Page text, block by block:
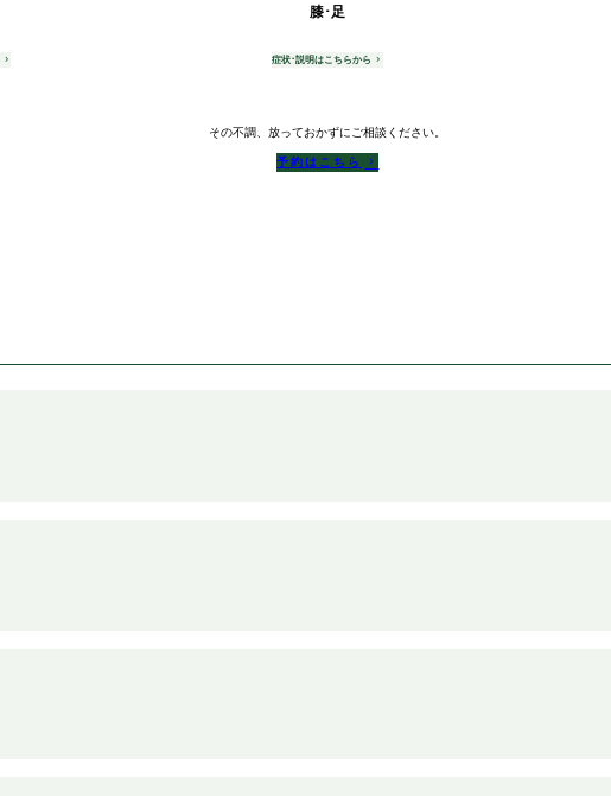
膝･足
症状･説明はこちらから
その不調、放っておかずにご相談ください。
予約はこちら